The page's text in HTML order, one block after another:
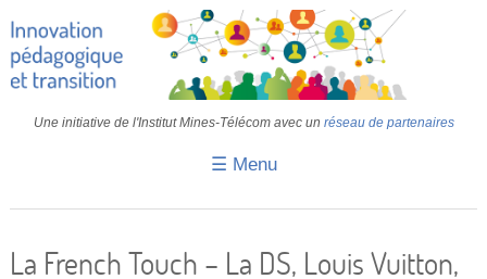
Une initiative de l'Institut Mines-Télécom avec un réseau de partenaires
☰ Menu
La French Touch – La DS, Louis Vuitton,